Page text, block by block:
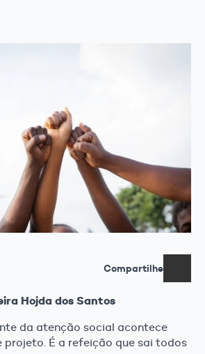
Compartilhe
Hojda dos Santos
da atenção social acontece
projeto. É a refeição que sai todos